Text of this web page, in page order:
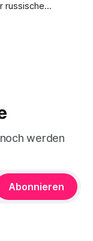
viele Linke an
werden
Abonnieren